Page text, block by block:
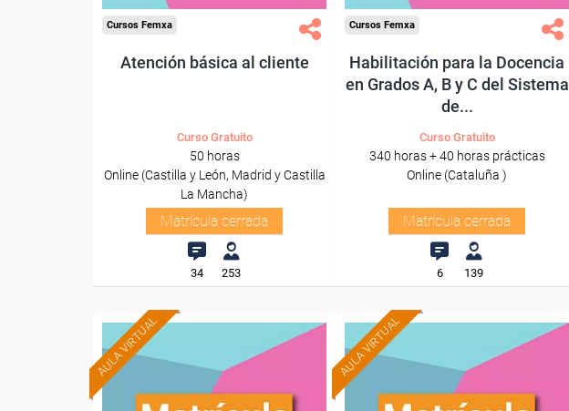
Cursos Femxa
Atención básica al cliente
Curso Gratuito
50 horas
Online (Castilla y León, Madrid y Castilla
La Mancha)
Matrícula cerrada
34 253
Cursos Femxa
Habilitación para la Docencia
en Grados A, B y C del Sistema
de...
Curso Gratuito
340 horas + 40 horas prácticas
Online (Cataluña )
Matrícula cerrada
6 139
AULA VIRTUAL AULA VIRTUAL